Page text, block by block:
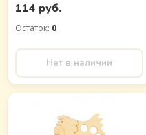
114 руб.
Остаток: 0
Нет в наличии